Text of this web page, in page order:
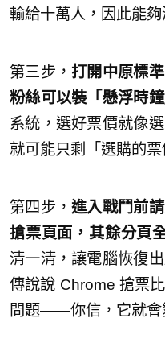
輸給十萬人，因此能
第三步，打開中原標
粉絲可以裝「懸浮時鐘
系統，選好票價就像
就可能只剩「選購的票
第四步，進入戰鬥前
搶票頁面，其餘分頁
清一清，讓電腦恢復
傳說說 Chrome 搶票
問題——你信，它就會